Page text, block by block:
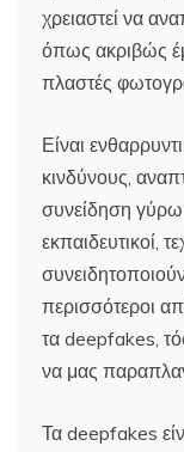
χρειαστεί να
όπως ακριβώς
πλαστές
Είναι
κινδύνους,
συνείδηση
εκπαιδευτικοί,
περισσότεροι
τα deepfakes,
να μας
Τα deepfakes